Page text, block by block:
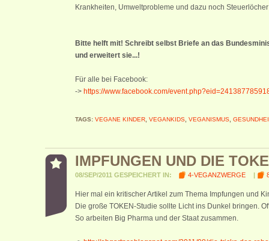
Krankheiten, Umweltprobleme und dazu noch
Bitte helft mit! Schreibt selbst Briefe an das
und erweitert sie...!
Für alle bei Facebook:
-> https://www.facebook.com/
TAGS: VEGANE KINDER VEGANKIDS VEGANISMUS
IMPFUNGEN UND DIE
08/SEP/2011 GESPEICHERT IN: 4-VEGANZWERGE |
Hier mal ein kritischer Artikel zum Thema Impfungen und
Die große TOKEN-Studie sollte Licht ins Dunkel bringen.
So arbeiten Big Pharma und der Staat zusammen.